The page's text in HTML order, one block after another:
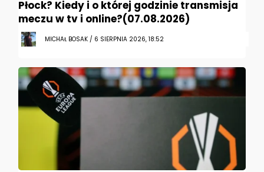
Płock? Kiedy i o której godzinie transmisja
meczu w tv i online?(07.08.2026)
MICHAŁ BOSAK / 6 SIERPNIA 2026, 18:52